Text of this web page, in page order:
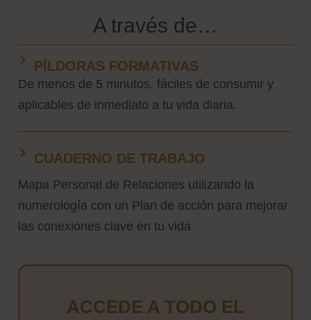
A través de…
PÍLDORAS FORMATIVAS
De menos de 5 minutos, fáciles de consumir y
aplicables de inmediato a tu vida diaria.
CUADERNO DE TRABAJO
Mapa Personal de Relaciones utilizando la
numerología con un Plan de acción para mejorar
las conexiones clave en tu vida
ACCEDE A TODO EL